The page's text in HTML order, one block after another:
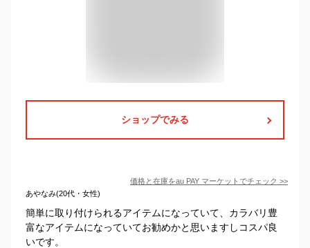
ショップでみる
価格と在庫をau PAY マーケット でチェック >>
あやなみ(20代・女性)
簡単に取り付けられるアイテムになっていて、カラバリ豊
富なアイテムになっていてお勧めかと思いますしコスパ良
いです。